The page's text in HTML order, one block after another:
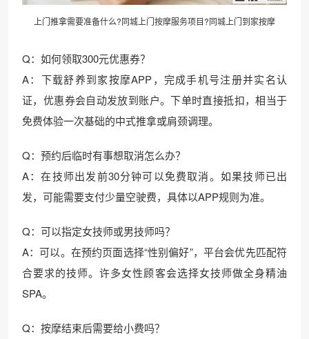
上门推拿需要准备什么?同城上门按摩服务项目?同城上门到家按摩
Q：如何领取300元优惠券？
A：下载舒养到家按摩APP，完成手机号注册并实名认
证，优惠券会自动发放到账户。下单时直接抵扣，相当于
免费体验一次基础的中式推拿或肩颈调理。
Q：预约后临时有事想取消怎么办？
A：在技师出发前30分钟可以免费取消。如果技师已出
发，可能需要支付少量空驶费，具体以APP规则为准。
Q：可以指定女技师或男技师吗？
A：可以。在预约页面选择“性别偏好”，平台会优先匹配符
合要求的技师。许多女性顾客会选择女技师做全身精油
SPA。
Q：按摩结束后需要给小费吗？